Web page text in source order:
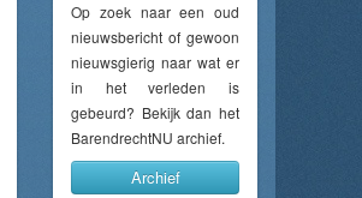
Op zoek naar een oud
nieuwsbericht of gewoon
nieuwsgierig naar wat er
in het verleden is
gebeurd? Bekijk dan het
BarendrechtNU archief.
Archief